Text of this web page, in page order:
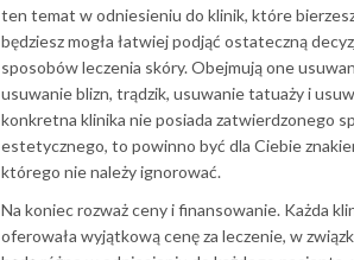
ten temat w odniesieniu do klinik, które
będziesz mogła łatwiej podjąć ostateczną
sposobów leczenia skóry. Obejmują one
usuwanie blizn, trądzik, usuwanie tatuaży i
konkretna klinika nie posiada zatwierdzonego
estetycznego, to powinno być dla Ciebie
którego nie należy ignorować.
Na koniec rozważ ceny i finansowanie. Każda
oferowała wyjątkową cenę za leczenie, w